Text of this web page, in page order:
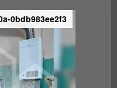
0bdb983ee2f3